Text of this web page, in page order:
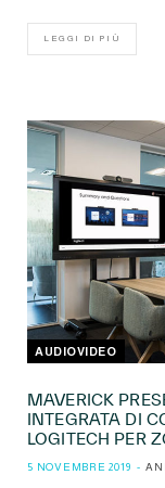
LEGGI DI PIÙ
AUDIOVIDEO
MAVERICK
INTEGRATA DI
LOGITECH PER
5 NOVEMBRE 2019